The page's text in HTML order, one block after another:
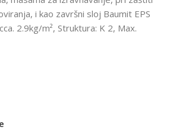
i kao završni sloj Baumit EPS
2.9kg/m², Struktura: K 2, Max.